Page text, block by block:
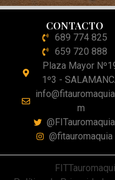
CONTACTO
689 774 825
659 720 888
Plaza Mayor
1º3 -
m
@FITauromaquia
@fitauromaquia